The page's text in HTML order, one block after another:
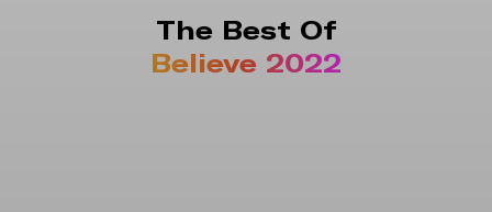
The Best Of
Believe 2022